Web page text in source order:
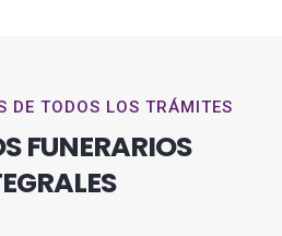
DE TODOS LOS TRÁMITES
FUNERARIOS